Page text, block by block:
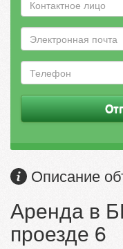
Описание
Аренда в
проезде 6